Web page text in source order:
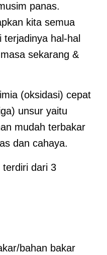
panas.
kita semua
hal-hal
sekarang &
(oksidasi) cepat
unsur yaitu
mudah terbakar
dan cahaya.
terdiri dari 3
bahan bakar